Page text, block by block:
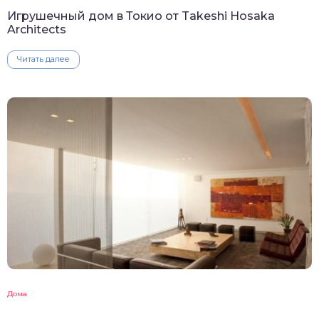
Игрушечный дом в Токио от Takeshi Hosaka
Architects
Читать далее
Дома